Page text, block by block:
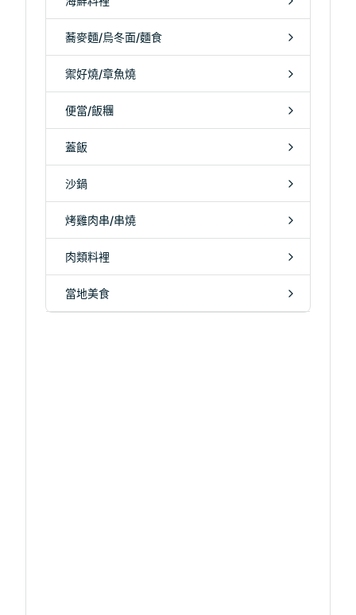
蕎麥麵/烏冬面/麵食
禦好燒/章魚燒
便當/飯糰
蓋飯
沙鍋
烤雞肉串/串燒
肉類料裡
當地美食